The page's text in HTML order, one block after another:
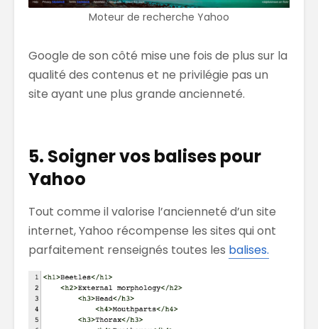
Moteur de recherche Yahoo
Google de son côté mise une fois de plus sur la
qualité des contenus et ne privilégie pas un
site ayant une plus grande ancienneté.
5. Soigner vos balises pour
Yahoo
Tout comme il valorise l’ancienneté d’un site
internet, Yahoo récompense les sites qui ont
parfaitement renseignés toutes les balises.